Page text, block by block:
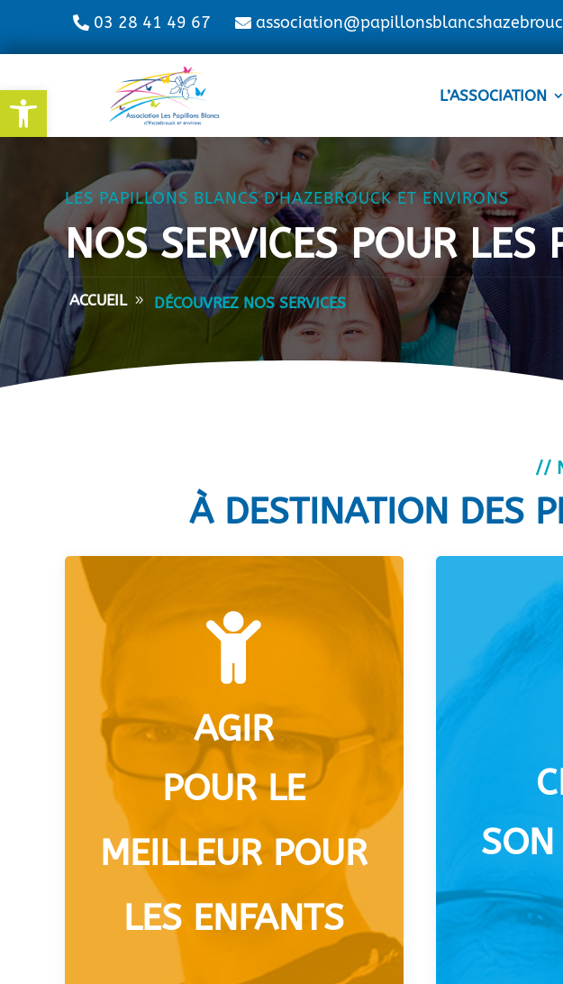
Ouvrir la barre d’outils
03 28 41 49 67
L’ASSOCIATION
LES PAPILLONS BLANCS D'HAZEBROUCK ET ENVIRONS
NOS SERVICES POUR LES
ACCUEIL DÉCOUVREZ NOS SERVICES
//
À DESTINATION DES

AGIR
POUR LE
MEILLEUR POUR
LES ENFANTS